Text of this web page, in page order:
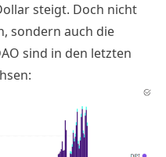
steigt. Doch nicht
sondern auch die
sind in den letzten